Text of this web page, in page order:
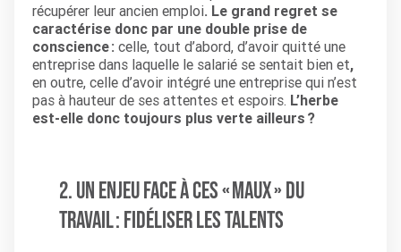
récupérer leur ancien emploi. Le grand regret se
caractérise donc par une double prise de
conscience : celle, tout d’abord, d’avoir quitté une
entreprise dans laquelle le salarié se sentait bien et,
en outre, celle d’avoir intégré une entreprise qui n’est
pas à hauteur de ses attentes et espoirs. L’herbe
est-elle donc toujours plus verte ailleurs ?
2. Un enjeu face à ces « maux » du
travail : fidéliser les talents